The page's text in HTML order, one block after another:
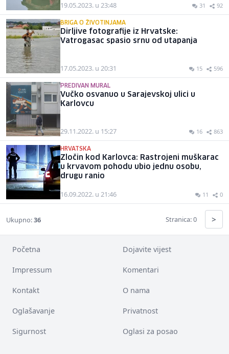
19.05.2023. u 23:48 31 92
BRIGA O ŽIVOTINJAMA
Dirljive fotografije iz Hrvatske:
Vatrogasac spasio srnu od utapanja
17.05.2023. u 20:31 15 596
PREDIVAN MURAL
Vučko osvanuo u Sarajevskoj ulici u
Karlovcu
29.11.2022. u 15:27 16 863
HRVATSKA
Zločin kod Karlovca: Rastrojeni muškarac
u krvavom pohodu ubio jednu osobu,
drugu ranio
16.09.2022. u 21:46 11 0
Ukupno:36 Stranica: 0 >
Početna Dojavite vijest
Impressum Komentari
Kontakt O nama
Oglašavanje Privatnost
Sigurnost Oglasi za posao